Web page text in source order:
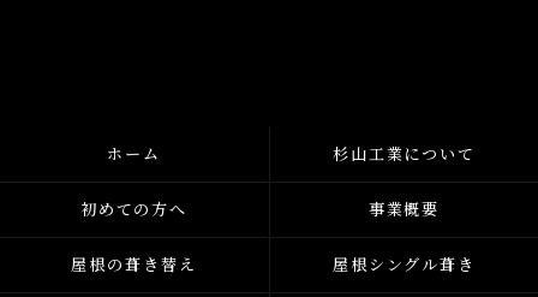
ホーム 杉山工業について
初めての方へ 事業概要
屋根の葺き替え 屋根シングル葺き